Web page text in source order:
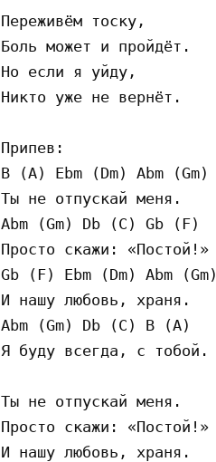
Переживём тоску,
Боль может и пройдёт.
Но если я уйду,
Никто уже не вернёт.
Припев:
B (A) Ebm (Dm) Abm (Gm)
Ты не отпускай меня.
Abm (Gm) Db (C) Gb (F)
Просто скажи: «Постой!»
Gb (F) Ebm (Dm) Abm (Gm)
И нашу любовь, храня.
Abm (Gm) Db (C) B (A)
Я буду всегда, с тобой.
Ты не отпускай меня.
Просто скажи: «Постой!»
И нашу любовь, храня.